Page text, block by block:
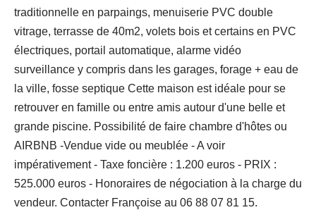
traditionnelle en parpaings, menuiserie PVC double
vitrage, terrasse de 40m2, volets bois et certains en PVC
électriques, portail automatique, alarme vidéo
surveillance y compris dans les garages, forage + eau de
la ville, fosse septique Cette maison est idéale pour se
retrouver en famille ou entre amis autour d'une belle et
grande piscine. Possibilité de faire chambre d'hôtes ou
AIRBNB -Vendue vide ou meublée - A voir
impérativement - Taxe foncière : 1.200 euros - PRIX :
525.000 euros - Honoraires de négociation à la charge du
vendeur. Contacter Françoise au 06 88 07 81 15.